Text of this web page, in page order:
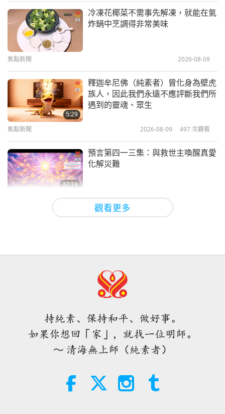
一路歡笑到天國（八集之一）
希瓦神112種專注之法二（四集之
一） 1995.12.27
觀看更多
冷凍花椰菜不需事先解凍，就能在氣
炸鍋中烹調得非常美味
焦點新聞 2026-08-09
5:29
釋迦牟尼佛（純素者）曾化身為壁虎
族人，因此我們永遠不應評斷我們所
遇到的靈魂、眾生
焦點新聞 2026-08-09 497次觀看
32:19
預言第四一三集：與救世主喚醒真愛
化解災難
關於地球的古預言 2026-08-09
32:43
3:05
希望那些仍在沉睡，等待主耶穌的人
視台見到
焦點新聞 2026-08-08 928
3:40
四至六月（二集之一）
持純素、保持和平、做好事。
如果你想回「家」，就找一位明師。
～ 清海無上師（純素者）